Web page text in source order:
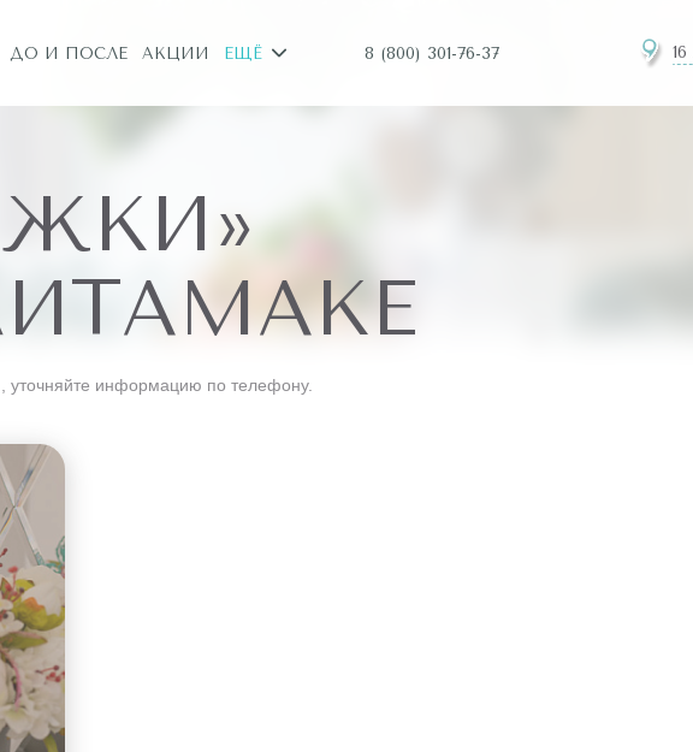
ДО И ПОСЛЕ АКЦИИ ЕЩЁ 8 (800) 301-76-37
уточняйте информацию по телефону.